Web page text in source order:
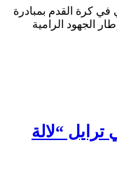
كرة القدم بمبادرة
الجهود الرامية
في ترايل “لالة